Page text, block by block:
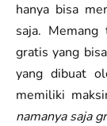
hanya bisa
saja.
gratis yang
yang dibuat
memiliki
namanya saja